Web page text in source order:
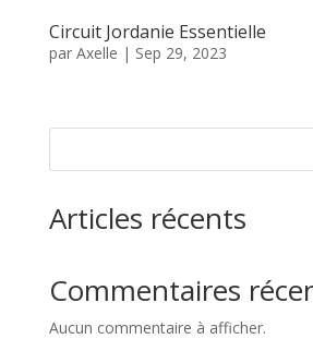
Circuit Jordanie Essentielle
par Axelle | Sep 29, 2023
Articles récents
Commentaires
Aucun commentaire à afficher.